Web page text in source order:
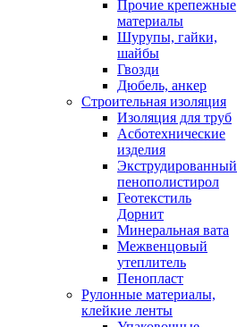
Прочие крепежные
материалы
Шурупы, гайки,
шайбы
Гвозди
Дюбель, анкер
Строительная изоляция
Изоляция для труб
Асботехнические
изделия
Экструдированный
пенополистирол
Геотекстиль
Дорнит
Минеральная вата
Межвенцовый
утеплитель
Пенопласт
Рулонные материалы,
клейкие ленты